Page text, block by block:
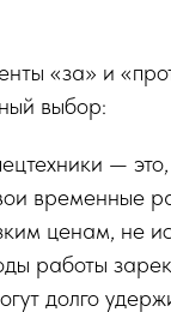
«за» и
выбор:
—
временные
ценам, не
работы
долго